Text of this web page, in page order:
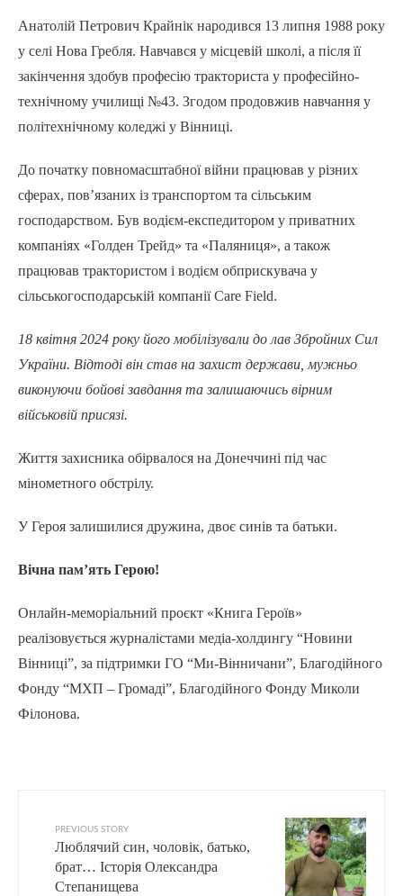
Анатолій Петрович Крайнік народився 13 липня 1988 року
у селі Нова Гребля. Навчався у місцевій школі, а після її
закінчення здобув професію тракториста у професійно-
технічному училищі №43. Згодом продовжив навчання у
політехнічному коледжі у Вінниці.
До початку повномасштабної війни працював у різних
сферах, пов’язаних із транспортом та сільським
господарством. Був водієм-експедитором у приватних
компаніях «Голден Трейд» та «Паляниця», а також
працював трактористом і водієм обприскувача у
сільськогосподарській компанії Care Field.
18 квітня 2024 року його мобілізували до лав Збройних Сил
України. Відтоді він став на захист держави, мужньо
виконуючи бойові завдання та залишаючись вірним
військовій присязі.
Життя захисника обірвалося на Донеччині під час
мінометного обстрілу.
У Героя залишилися дружина, двоє синів та батьки.
Вічна пам’ять Герою!
Онлайн-меморіальний проєкт «Книга Героїв»
реалізовується журналістами медіа-холдингу “Новини
Вінниці”, за підтримки ГО “Ми-Вінничани”, Благодійного
Фонду “МХП – Громаді”, Благодійного Фонду Миколи
Філонова.
PREVIOUS STORY
Люблячий син, чоловік, батько,
брат… Історія Олександра
Степанищева